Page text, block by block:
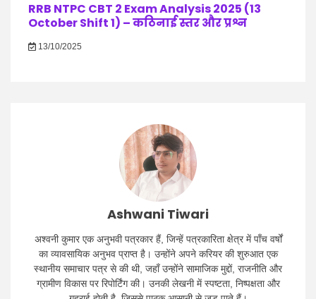
RRB NTPC CBT 2 Exam Analysis 2025 (13
October Shift 1) – कठिनाई स्तर और प्रश्न
13/10/2025
Ashwani Tiwari
अश्वनी कुमार एक अनुभवी पत्रकार हैं, जिन्हें पत्रकारिता क्षेत्र में पाँच वर्षों
का व्यावसायिक अनुभव प्राप्त है। उन्होंने अपने करियर की शुरुआत एक
स्थानीय समाचार पत्र से की थी, जहाँ उन्होंने सामाजिक मुद्दों, राजनीति और
ग्रामीण विकास पर रिपोर्टिंग की। उनकी लेखनी में स्पष्टता, निष्पक्षता और